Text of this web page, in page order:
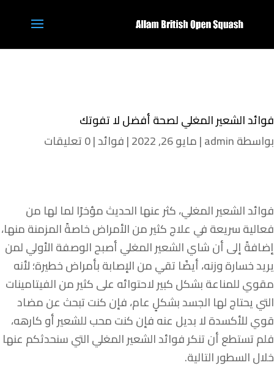
فوائد الشعير المغلي لصحة أفضل لا تفوتك
بواسطةadmin
|مايو 26, 2022 |فوائد|0 تعليقات
فوائد الشعير المغلي، كثر عنها الحديث مؤخرًا لما لها من
فعالية سريعة في علاج كثير من الأمراض خاصةً المزمنة منها،
إضافةً إلى أن شاي الشعير المغلي أصبح الوصفة الأولي لمن
يريد خسارة وزنه، أيضًا تقي من الإصابة بأمراض خطيرة؛ لأنه
مقوي للمناعة بشكل كبير لاحتوائه على كثير من الفيتامينات
التي يحتاج لها الجسد بشكلٍ عام، فإن كنت تبحث عن مضاد
قوي للأكسدة لا بديل عنه فإن كنت محب للشعير أو كارهه،
فلم تستطع أن تنكر فوائد الشعير المغلي التي سنحدثكم عنها
خلال السطور التالية.